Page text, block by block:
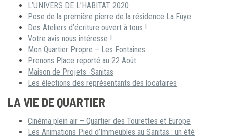
L’UNIVERS DE L’HABITAT 2020
Pose de la première pierre de la résidence La Fuye
Des Ateliers d’écriture ouvert à tous !
Votre avis nous intéresse !
Mon Quartier Propre – Les Fontaines
Prenons Place reporté au 22 Août
Maison de Projets -Sanitas
Les élections des représentants des locataires
LA VIE DE QUARTIER
Cinéma plein air – Quartier des Tourettes et Europe
Les Animations Pied d’Immeubles au Sanitas : un été